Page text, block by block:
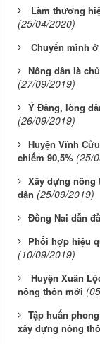
Làm thương
(25/04/2020)
Chuyển mình
​Nông dân là
(27/09/2019)
​Ý Đảng, lòng
(26/09/2019)
​Huyện Vĩnh
chiếm 90,5% (25/
​Xây dựng nông
dân (25/09/2019)
​Đồng Nai dẫn
​Phối hợp hiệu
(10/09/2019)
Huyện Xuân
nông thôn mới
​Tập huấn
xây dựng nông